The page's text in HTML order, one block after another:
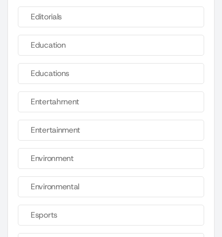
Editorials
Education
Educations
Entertahrnent
Entertainment
Environment
Environmental
Esports